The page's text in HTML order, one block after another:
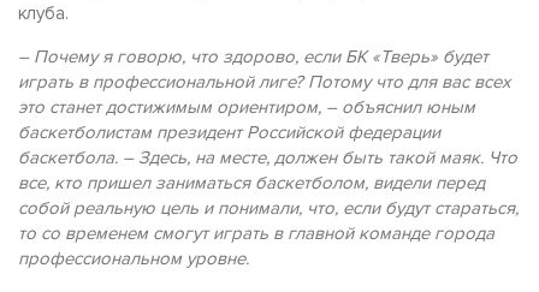
клуба.
– Почему я говорю, что здорово, если БК «Тверь» будет
играть в профессиональной лиге? Потому что для вас всех
это станет достижимым ориентиром, – объяснил юным
баскетболистам президент Российской федерации
баскетбола. – Здесь, на месте, должен быть такой маяк. Что
все, кто пришел заниматься баскетболом, видели перед
собой реальную цель и понимали, что, если будут стараться,
то со временем смогут играть в главной команде города
профессиональном уровне.